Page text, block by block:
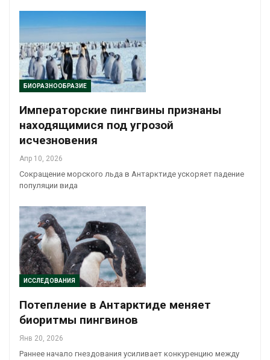
БИОРАЗНООБРАЗИЕ
Императорские пингвины признаны
находящимися под угрозой
исчезновения
Апр 10, 2026
Сокращение морского льда в Антарктиде ускоряет падение
популяции вида
ИССЛЕДОВАНИЯ
Потепление в Антарктиде меняет
биоритмы пингвинов
Янв 20, 2026
Раннее начало гнездования усиливает конкуренцию между